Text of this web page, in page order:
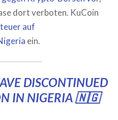
dort verboten. KuCoin
auf
ein.
DISCONTINUED
IN NIGERIA 🇳🇬